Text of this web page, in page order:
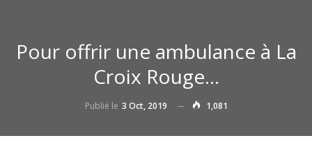
Pour offrir une ambulance à La
Croix Rouge…
Publié le 3 Oct, 2019 1,081